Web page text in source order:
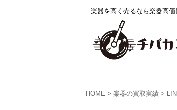
楽器を高く売るなら楽器高
HOME 楽器の買取実績